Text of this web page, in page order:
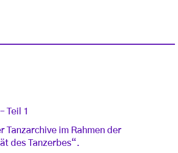
Teil 1
Tanzarchive im Rahmen der
des Tanzerbes“.